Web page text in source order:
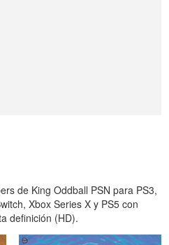
de King Oddball PSN para PS3,
Xbox Series X y PS5 con
definición (HD).